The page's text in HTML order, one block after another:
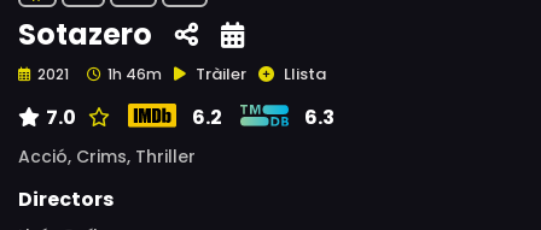
Sotazero
2021 1h 46m Tràiler Llista
7.0 6.2 6.3
Acció, Crims, Thriller
Directors